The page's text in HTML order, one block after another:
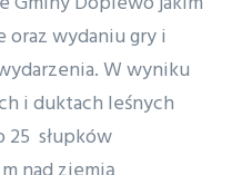
oraz wydaniu gry i
W wyniku
i duktach leśnych
25 słupków